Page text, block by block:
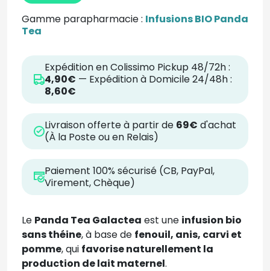
Gamme parapharmacie : Infusions BIO Panda
Tea
Expédition en Colissimo Pickup 48/72h :
4,90€ — Expédition à Domicile 24/48h :
8,60€
Livraison offerte à partir de 69€ d'achat
(À la Poste ou en Relais)
Paiement 100% sécurisé (CB, PayPal,
Virement, Chèque)
Le Panda Tea Galactea est une infusion bio
sans théine, à base de fenouil, anis, carvi et
pomme, qui favorise naturellement la
production de lait maternel.